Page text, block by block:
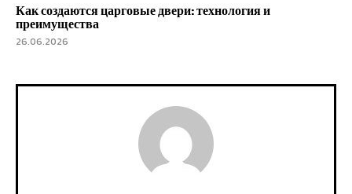
Как создаются царговые двери: технология и
преимущества
26.06.2026